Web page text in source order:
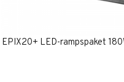
EPIX20+ LED-rampspaket